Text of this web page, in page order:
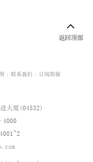
联系我们 订阅简报
大厦(04532)